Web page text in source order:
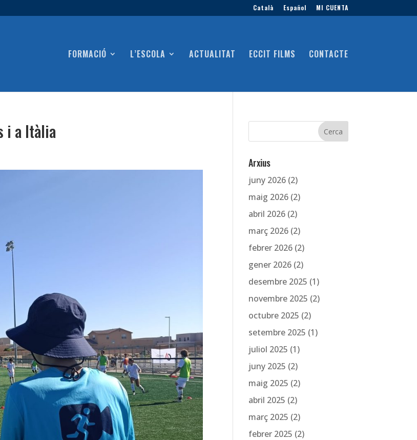
Català Español MI CUENTA
FORMACIÓ L’ESCOLA ACTUALITAT ECCIT FILMS CONTACTE
i a Itàlia
Arxius
juny 2026 (2)
maig 2026 (2)
abril 2026 (2)
març 2026 (2)
febrer 2026 (2)
gener 2026 (2)
desembre 2025 (1)
novembre 2025 (2)
octubre 2025 (2)
setembre 2025 (1)
juliol 2025 (1)
juny 2025 (2)
maig 2025 (2)
abril 2025 (2)
març 2025 (2)
febrer 2025 (2)